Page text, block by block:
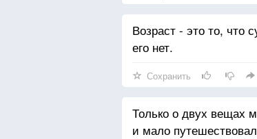
Возраст - это то, что
его нет.
Сохранить
Только о двух вещах
и мало